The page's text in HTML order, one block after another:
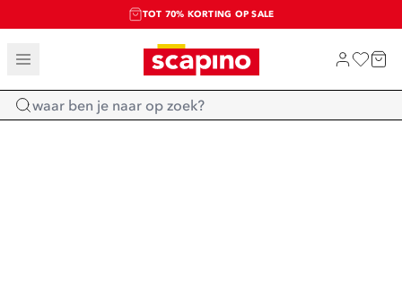
TOT 70% KORTING OP SALE
SALE: LAATSTE KANS!
SHOP NIEUW
Home